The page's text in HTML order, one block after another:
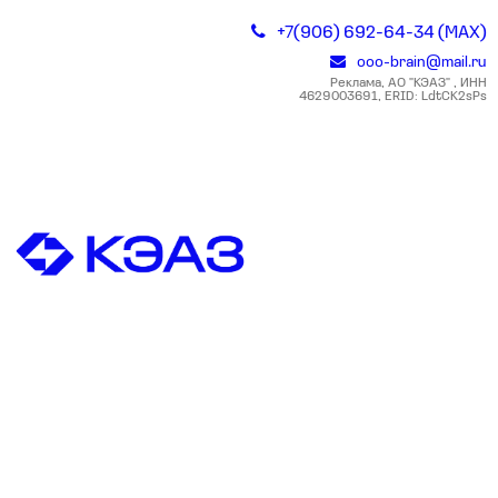
+7(906) 692-64-34 (MAX)
ooo-brain@mail.ru
Реклама, АО "КЭАЗ" , ИНН
4629003691, ERID: LdtCK2sPs